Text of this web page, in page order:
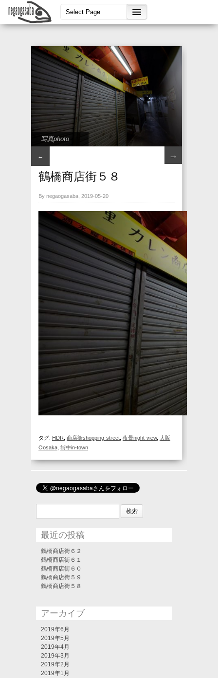
写真photo
← →
鶴橋商店街５８
By negaogasaba, 2019-05-20
タグ: HDR 商店街shopping-street 夜景night-view, 大阪
Oosaka 街中in-town
検
最近の投稿
鶴橋商店街６２
鶴橋商店街６１
鶴橋商店街６０
鶴橋商店街５９
鶴橋商店街５８
アーカイブ
2019年6月
2019年5月
2019年4月
2019年3月
2019年2月
2019年1月